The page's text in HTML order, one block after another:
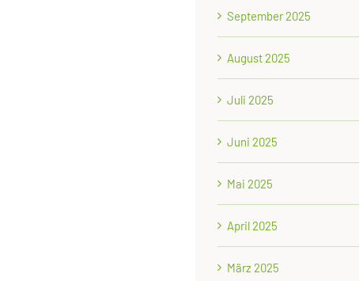
September 2025
August 2025
Juli 2025
Juni 2025
Mai 2025
April 2025
März 2025